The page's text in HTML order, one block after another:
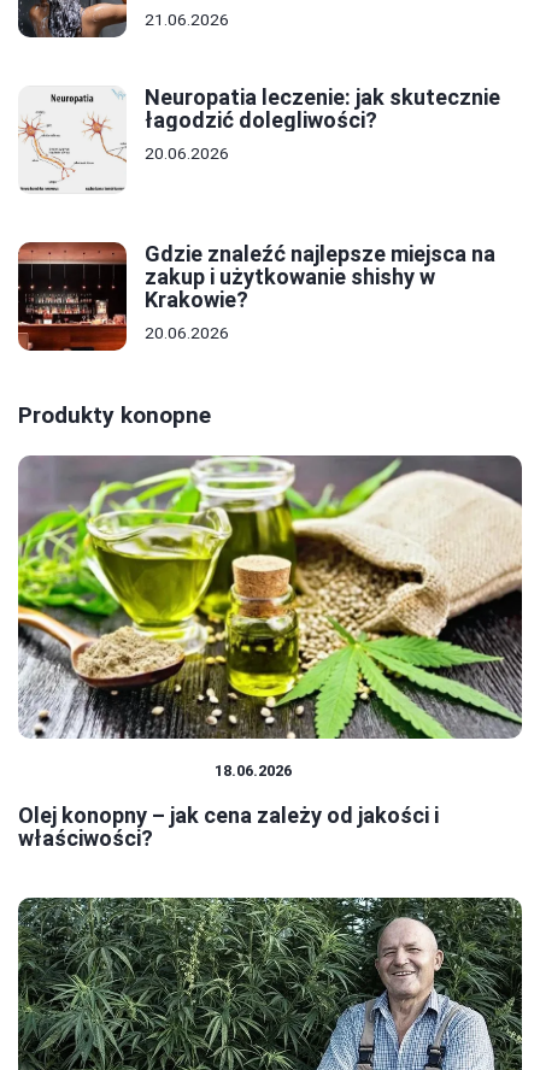
21.06.2026
Neuropatia leczenie: jak skutecznie
łagodzić dolegliwości?
20.06.2026
Gdzie znaleźć najlepsze miejsca na
zakup i użytkowanie shishy w
Krakowie?
20.06.2026
Produkty konopne
18.06.2026
Olej konopny – jak cena zależy od jakości i
właściwości?